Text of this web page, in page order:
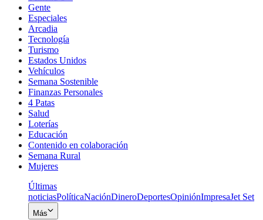
Gente
Especiales
Arcadia
Tecnología
Turismo
Estados Unidos
Vehículos
Semana Sostenible
Finanzas Personales
4 Patas
Salud
Loterías
Educación
Contenido en colaboración
Semana Rural
Mujeres
Últimas
noticiasPolíticaNaciónDineroDeportesOpiniónImpresaJet Set
Más